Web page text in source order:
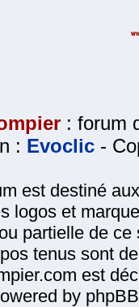
: forum
: Evoclic -
est destiné
logos et
partielle de
tenus sont
est
by